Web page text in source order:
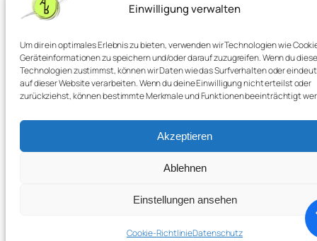
Einwilligung verwalten
Um dir ein optimales Erlebnis zu bieten, verwenden wir Technologien wie
Geräteinformationen zu speichern und/oder darauf zuzugreifen. Wenn du
Technologien zustimmst, können wir Daten wie das Surfverhalten oder
auf dieser Website verarbeiten. Wenn du deine Einwilligung nicht erteilst oder
zurückziehst, können bestimmte Merkmale und Funktionen beeinträchtigt
Akzeptieren
Ablehnen
Einstellungen ansehen
Cookie-RichtlinieDatenschutz